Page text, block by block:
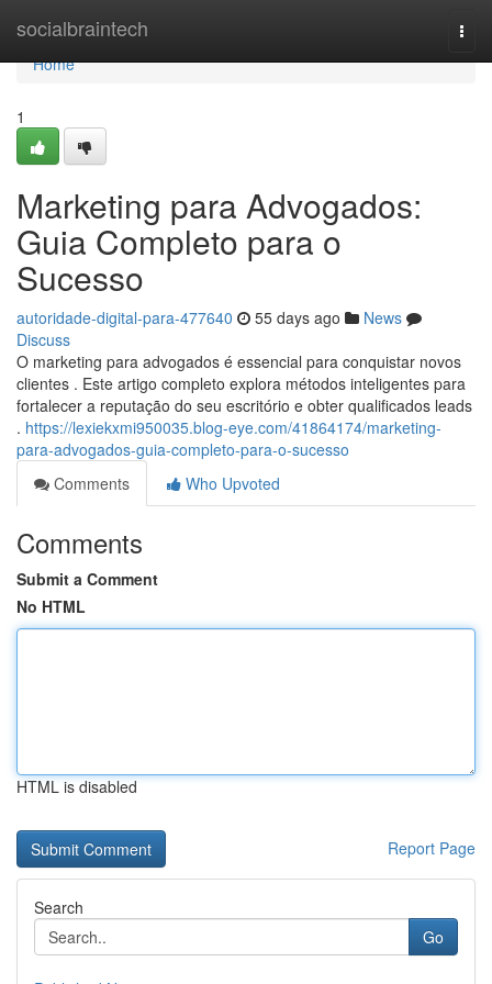
socialbraintech
Home
Home
1
Marketing para Advogados:
Guia Completo para o
Sucesso
autoridade-digital-para-477640 55 days ago
News
Discuss
O marketing para advogados é essencial para conquistar novos
clientes . Este artigo completo explora métodos inteligentes para
fortalecer a reputação do seu escritório e obter qualificados leads
. https://lexiekxmi950035.blog-eye.com/41864174/marketing-
para-advogados-guia-completo-para-o-sucesso
Comments
Who Upvoted
Comments
Submit a Comment
No HTML
HTML is disabled
Report Page
Search
Go